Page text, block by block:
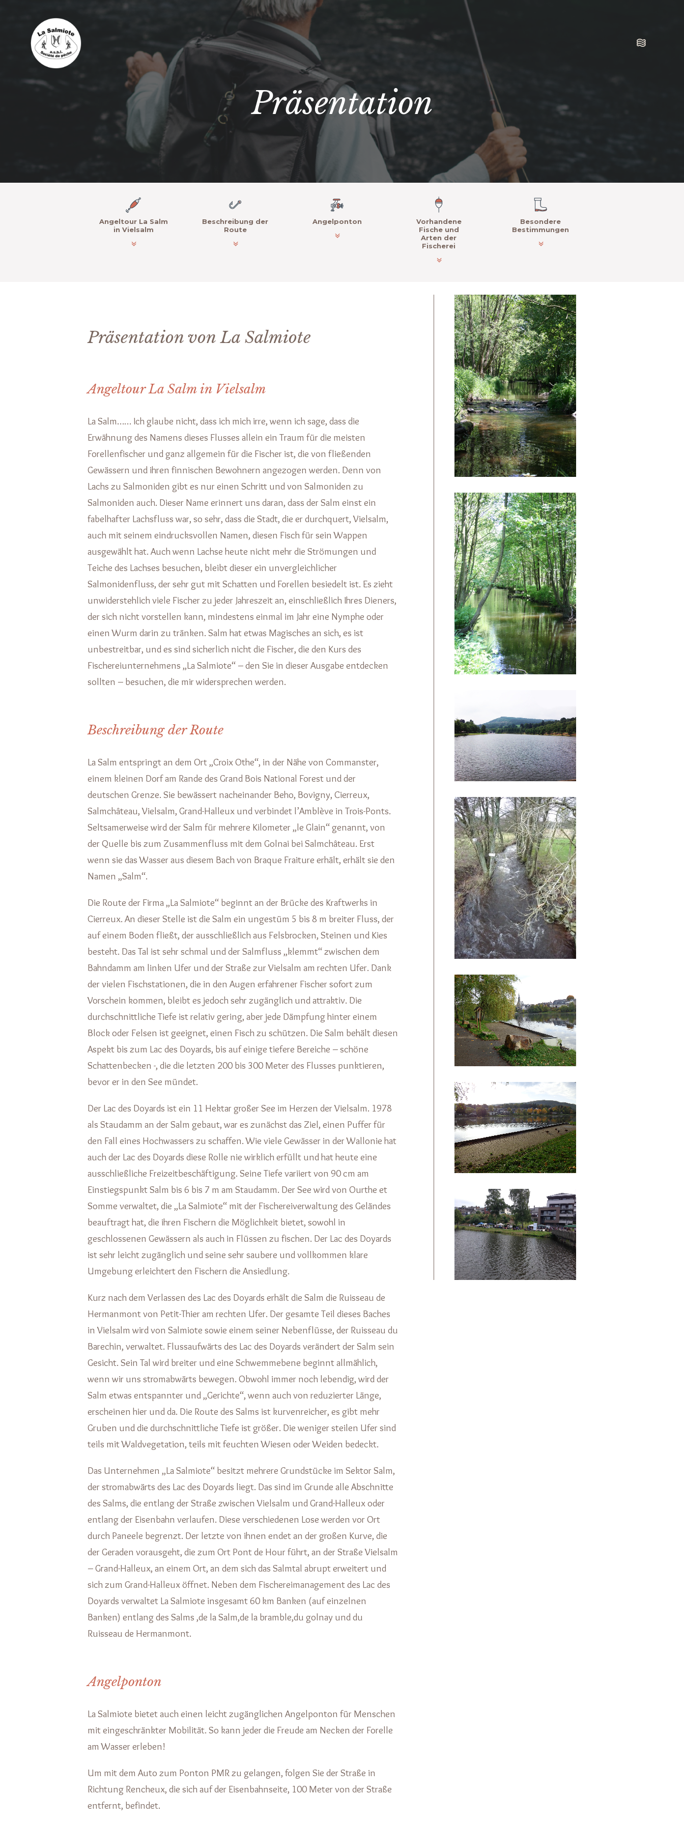
Präsentation
Angeltour La Salm
in Vielsalm
Beschreibung der
Route
Angelponton
Vorhandene
Fische und
Arten der
Fischerei
Besondere
Bestimmungen
Präsentation von La Salmiote
Angeltour La Salm in Vielsalm
La Salm…… Ich glaube nicht, dass ich mich irre, wenn ich sage, dass die
Erwähnung des Namens dieses Flusses allein ein Traum für die meisten
Forellenfischer und ganz allgemein für die Fischer ist, die von fließenden
Gewässern und ihren finnischen Bewohnern angezogen werden. Denn von
Lachs zu Salmoniden gibt es nur einen Schritt und von Salmoniden zu
Salmoniden auch. Dieser Name erinnert uns daran, dass der Salm einst ein
fabelhafter Lachsfluss war, so sehr, dass die Stadt, die er durchquert, Vielsalm,
auch mit seinem eindrucksvollen Namen, diesen Fisch für sein Wappen
ausgewählt hat. Auch wenn Lachse heute nicht mehr die Strömungen und
Teiche des Lachses besuchen, bleibt dieser ein unvergleichlicher
Salmonidenfluss, der sehr gut mit Schatten und Forellen besiedelt ist. Es zieht
unwiderstehlich viele Fischer zu jeder Jahreszeit an, einschließlich Ihres Dieners,
der sich nicht vorstellen kann, mindestens einmal im Jahr eine Nymphe oder
einen Wurm darin zu tränken. Salm hat etwas Magisches an sich, es ist
unbestreitbar, und es sind sicherlich nicht die Fischer, die den Kurs des
Fischereiunternehmens „La Salmiote“ – den Sie in dieser Ausgabe entdecken
sollten – besuchen, die mir widersprechen werden.
Beschreibung der Route
La Salm entspringt an dem Ort „Croix Othe“, in der Nähe von Commanster,
einem kleinen Dorf am Rande des Grand Bois National Forest und der
deutschen Grenze. Sie bewässert nacheinander Beho, Bovigny, Cierreux,
Salmchâteau, Vielsalm, Grand-Halleux und verbindet l’Amblève in Trois-Ponts.
Seltsamerweise wird der Salm für mehrere Kilometer „le Glain“ genannt, von
der Quelle bis zum Zusammenfluss mit dem Golnai bei Salmchâteau. Erst
wenn sie das Wasser aus diesem Bach von Braque Fraiture erhält, erhält sie den
Namen „Salm“.
Die Route der Firma „La Salmiote“ beginnt an der Brücke des Kraftwerks in
Cierreux. An dieser Stelle ist die Salm ein ungestüm 5 bis 8 m breiter Fluss, der
auf einem Boden fließt, der ausschließlich aus Felsbrocken, Steinen und Kies
besteht. Das Tal ist sehr schmal und der Salmfluss „klemmt“ zwischen dem
Bahndamm am linken Ufer und der Straße zur Vielsalm am rechten Ufer. Dank
der vielen Fischstationen, die in den Augen erfahrener Fischer sofort zum
Vorschein kommen, bleibt es jedoch sehr zugänglich und attraktiv. Die
durchschnittliche Tiefe ist relativ gering, aber jede Dämpfung hinter einem
Block oder Felsen ist geeignet, einen Fisch zu schützen. Die Salm behält diesen
Aspekt bis zum Lac des Doyards, bis auf einige tiefere Bereiche – schöne
Schattenbecken -, die die letzten 200 bis 300 Meter des Flusses punktieren,
bevor er in den See mündet.
Der Lac des Doyards ist ein 11 Hektar großer See im Herzen der Vielsalm. 1978
als Staudamm an der Salm gebaut, war es zunächst das Ziel, einen Puffer für
den Fall eines Hochwassers zu schaffen. Wie viele Gewässer in der Wallonie hat
auch der Lac des Doyards diese Rolle nie wirklich erfüllt und hat heute eine
ausschließliche Freizeitbeschäftigung. Seine Tiefe variiert von 90 cm am
Einstiegspunkt Salm bis 6 bis 7 m am Staudamm. Der See wird von Ourthe et
Somme verwaltet, die „La Salmiote“ mit der Fischereiverwaltung des Geländes
beauftragt hat, die ihren Fischern die Möglichkeit bietet, sowohl in
geschlossenen Gewässern als auch in Flüssen zu fischen. Der Lac des Doyards
ist sehr leicht zugänglich und seine sehr saubere und vollkommen klare
Umgebung erleichtert den Fischern die Ansiedlung.
Kurz nach dem Verlassen des Lac des Doyards erhält die Salm die Ruisseau de
Hermanmont von Petit-Thier am rechten Ufer. Der gesamte Teil dieses Baches
in Vielsalm wird von Salmiote sowie einem seiner Nebenflüsse, der Ruisseau du
Barechin, verwaltet. Flussaufwärts des Lac des Doyards verändert der Salm sein
Gesicht. Sein Tal wird breiter und eine Schwemmebene beginnt allmählich,
wenn wir uns stromabwärts bewegen. Obwohl immer noch lebendig, wird der
Salm etwas entspannter und „Gerichte“, wenn auch von reduzierter Länge,
erscheinen hier und da. Die Route des Salms ist kurvenreicher, es gibt mehr
Gruben und die durchschnittliche Tiefe ist größer. Die weniger steilen Ufer sind
teils mit Waldvegetation, teils mit feuchten Wiesen oder Weiden bedeckt.
Das Unternehmen „La Salmiote“ besitzt mehrere Grundstücke im Sektor Salm,
der stromabwärts des Lac des Doyards liegt. Das sind im Grunde alle Abschnitte
des Salms, die entlang der Straße zwischen Vielsalm und Grand-Halleux oder
entlang der Eisenbahn verlaufen. Diese verschiedenen Lose werden vor Ort
durch Paneele begrenzt. Der letzte von ihnen endet an der großen Kurve, die
der Geraden vorausgeht, die zum Ort Pont de Hour führt, an der Straße Vielsalm
– Grand-Halleux, an einem Ort, an dem sich das Salmtal abrupt erweitert und
sich zum Grand-Halleux öffnet. Neben dem Fischereimanagement des Lac des
Doyards verwaltet La Salmiote insgesamt 60 km Banken (auf einzelnen
Banken) entlang des Salms ,de la Salm,de la bramble,du golnay und du
Ruisseau de Hermanmont.
Angelponton
La Salmiote bietet auch einen leicht zugänglichen Angelponton für Menschen
mit eingeschränkter Mobilität. So kann jeder die Freude am Necken der Forelle
am Wasser erleben!
Um mit dem Auto zum Ponton PMR zu gelangen, folgen Sie der Straße in
Richtung Rencheux, die sich auf der Eisenbahnseite, 100 Meter von der Straße
entfernt, befindet.